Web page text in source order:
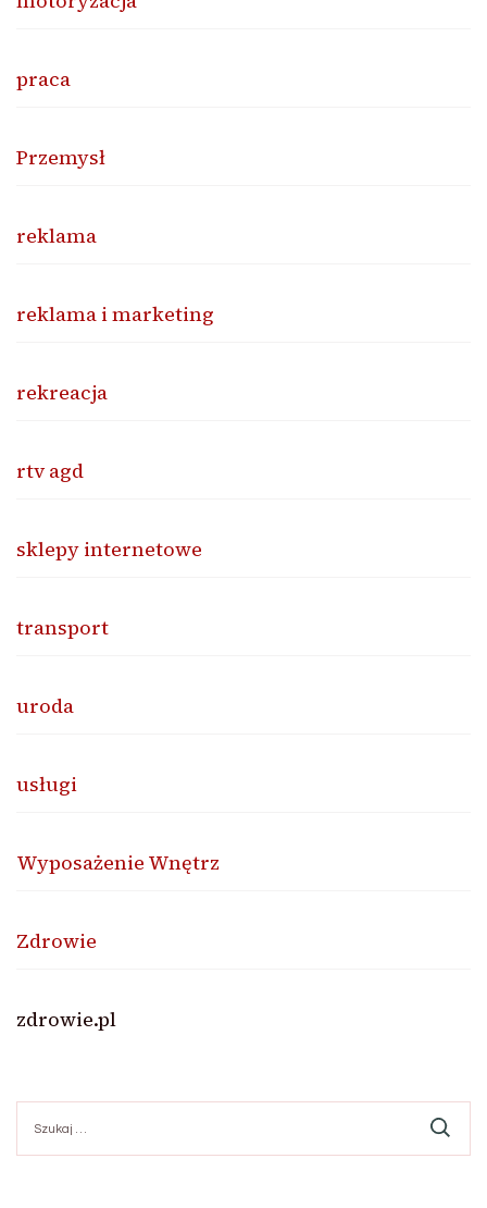
praca
Przemysł
reklama
reklama i marketing
rekreacja
rtv agd
sklepy internetowe
transport
uroda
usługi
Wyposażenie Wnętrz
Zdrowie
zdrowie.pl